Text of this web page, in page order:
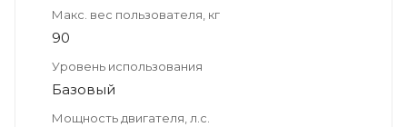
Макс. вес пользователя, кг
90
Уровень использования
Базовый
Мощность двигателя, л.с.